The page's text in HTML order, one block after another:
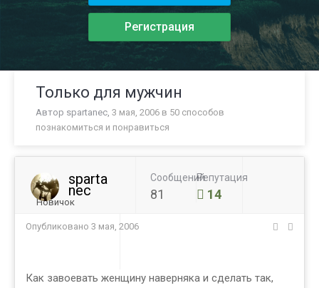
Регистрация
Только для мужчин
Автор spartanec, 3 мая, 2006 в 50 способов
познакомиться и понравиться
sparta
nec
Новичок
Сообщений
81
Репутация
14
Опубликовано 3 мая, 2006
Как завоевать женщину наверняка и сделать так,